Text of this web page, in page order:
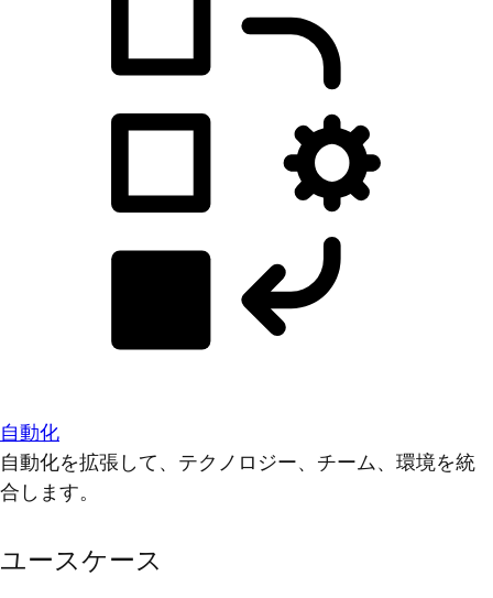
自動化
自動化を拡張して、テクノロジー、チーム、環境を統
合します。
ユースケース